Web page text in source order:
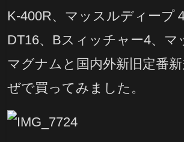
K-400R、マッスルディープ
DT16、Bスィッチャー4、マ
マグナムと国内外新旧定番
ぜで買ってみました。